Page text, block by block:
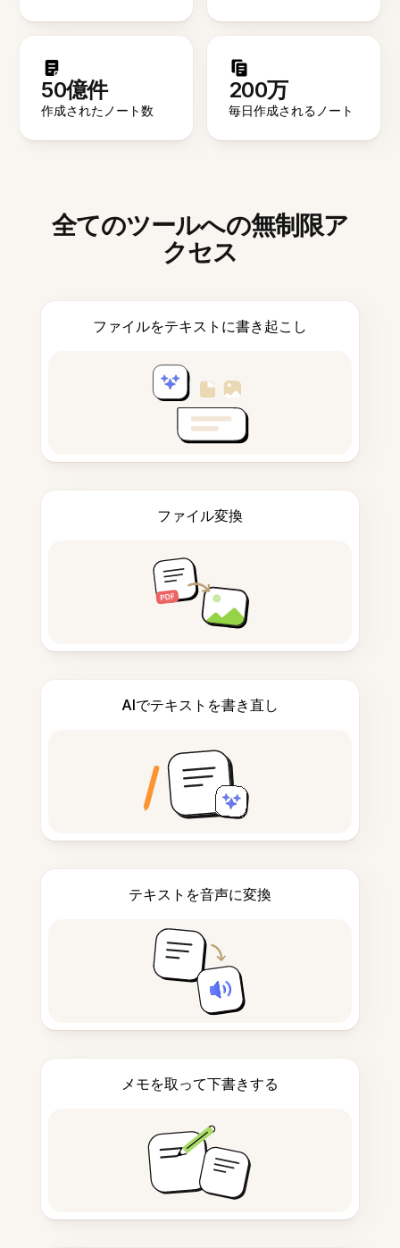
50億件
作成されたノート数
200万
毎日作成されるノート
全てのツールへの無制限ア
クセス
ファイルをテキストに書き起こし
ファイル変換
AIでテキストを書き直し
テキストを音声に変換
メモを取って下書きする